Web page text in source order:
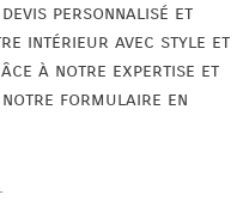
personnalisé et
intérieur avec style et
à notre expertise et
notre formulaire en